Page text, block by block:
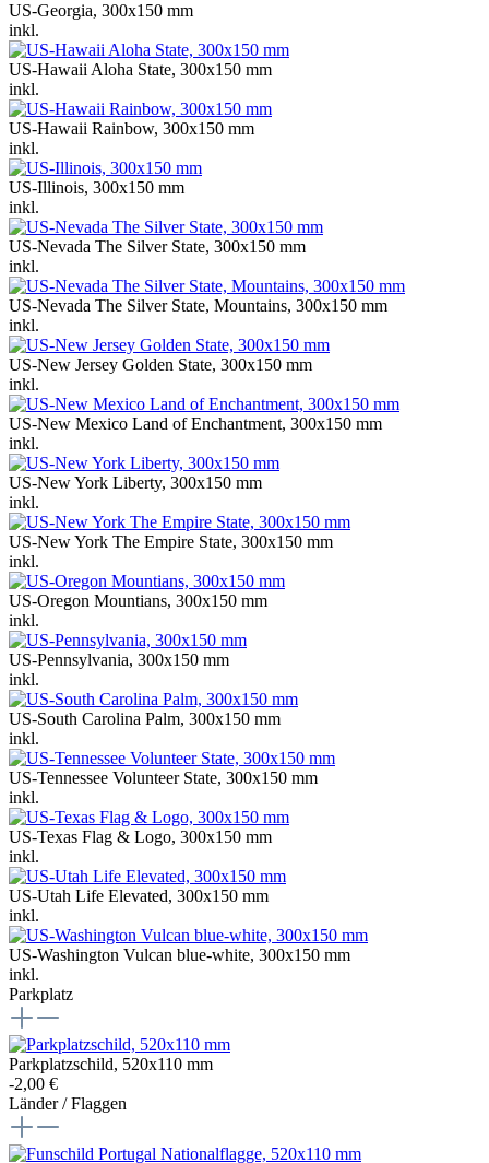
US-Georgia, 300x150 mm
inkl.
US-Hawaii Aloha State, 300x150 mm
inkl.
US-Hawaii Rainbow, 300x150 mm
inkl.
US-Illinois, 300x150 mm
inkl.
US-Nevada The Silver State, 300x150 mm
inkl.
US-Nevada The Silver State, Mountains, 300x150 mm
inkl.
US-New Jersey Golden State, 300x150 mm
inkl.
US-New Mexico Land of Enchantment, 300x150 mm
inkl.
US-New York Liberty, 300x150 mm
inkl.
US-New York The Empire State, 300x150 mm
inkl.
US-Oregon Mountians, 300x150 mm
inkl.
US-Pennsylvania, 300x150 mm
inkl.
US-South Carolina Palm, 300x150 mm
inkl.
US-Tennessee Volunteer State, 300x150 mm
inkl.
US-Texas Flag & Logo, 300x150 mm
inkl.
US-Utah Life Elevated, 300x150 mm
inkl.
US-Washington Vulcan blue-white, 300x150 mm
inkl.
Parkplatz
Parkplatzschild, 520x110 mm
-2,00 €
Länder / Flaggen